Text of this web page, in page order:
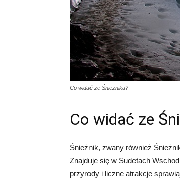
Co widać że Śnieżnika?
Co widać ze
Śnieżnik, zwany również
Znajduje się w Sudetach
przyrody i liczne atrakcje